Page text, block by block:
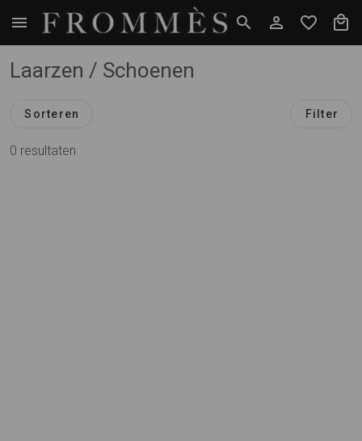
Laarzen / Schoenen
Sorteren Filter
0 resultaten